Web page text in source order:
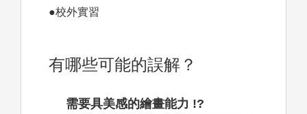
●校外實習
有哪些可能的誤解？
需要具美感的繪畫能力 !?